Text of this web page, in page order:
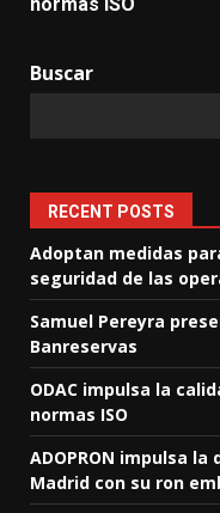
Buscar
RECENT POSTS
Adoptan medidas
seguridad de las
Samuel Pereyra
Banreservas
ODAC impulsa la
normas ISO
ADOPRON impulsa
Madrid con su ron